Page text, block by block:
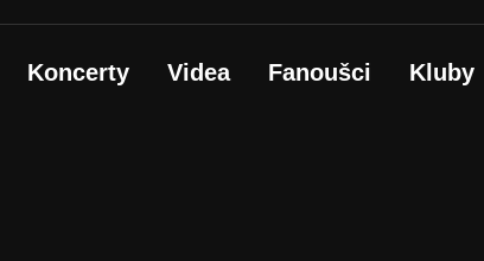
Koncerty Videa Fanoušci Kluby